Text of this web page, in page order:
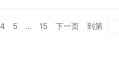
4 5 ... 15 下一页 到第